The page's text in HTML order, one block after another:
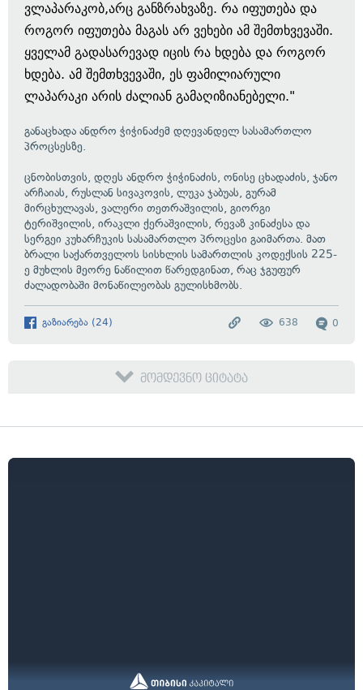
ვლაპარაკობ,არც განზრახვაზე. რა იფუთება და
როგორ იფუთება მაგას არ ვეხები ამ შემთხვევაში.
ყველამ გადასარევად იცის რა ხდება და როგორ
ხდება. ამ შემთხვევაში, ეს ფამილიარული
ლაპარაკი არის ძალიან გამაღიზიანებელი."
განაცხადა ანდრო ჭიჭინაძემ დღევანდელ სასამართლო
პროცსესზე.
ცნობისთვის, დღეს ანდრო ჭიჭინაძის, ონისე ცხადაძის, ჯანო
არჩაიას, რუსლან სივაკოვის, ლუკა ჯაბუას, გურამ
მირცხულავას, ვალერი თეთრაშვილის, გიორგი
ტერიშვილის, ირაკლი ქერაშვილის, რევაზ კინაძესა და
სერგეი კუხარჩუკის სასამართლო პროცესი გაიმართა. მათ
ბრალი საქართველოს სისხლის სამართლის კოდექსის 225-
ე მუხლის მეორე ნაწილით წარედგინათ, რაც ჯგუფურ
ძალადობაში მონაწილეობას გულისხმობს.
გაზიარება (24) 0
638
მომდევნო ციტატა